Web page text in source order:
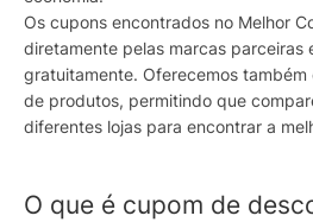
Os cupons encontrados no Melhor
diretamente pelas marcas parceiras
gratuitamente. Oferecemos
de produtos, permitindo que
diferentes lojas para encontrar a
O que é cupom de